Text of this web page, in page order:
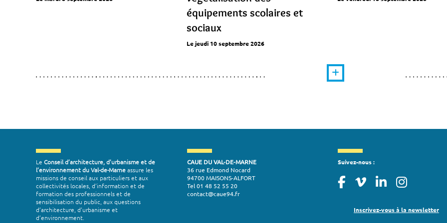
équipements scolaires et
sociaux
Le jeudi 10 septembre 2026
Le Conseil d’architecture, d’urbanisme et de
l’environnement du Val-de-Marneassure les
missions de conseil aux particuliers et aux
collectivités locales, d’information et de
formation des professionnels et de
sensibilisation du public, aux questions
d’architecture, d’urbanisme et
d’environnement.
CAUE DU VAL-DE-MARNE
36 rue Edmond Nocard
94700 MAISONS-ALFORT
Tel 01 48 52 55 20
contact@caue94.fr
Suivez-nous :
Inscrivez-vous à la newsletter